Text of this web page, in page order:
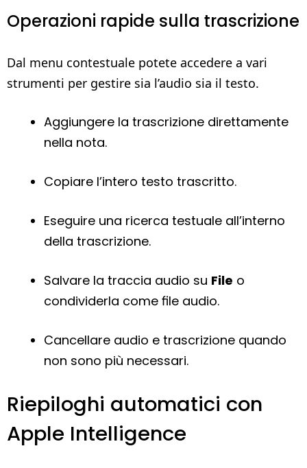
Operazioni rapide sulla trascrizione
Dal menu contestuale potete accedere a vari
strumenti per gestire sia l’audio sia il testo.
Aggiungere la trascrizione direttamente
nella nota.
Copiare l’intero testo trascritto.
Eseguire una ricerca testuale all’interno
della trascrizione.
Salvare la traccia audio su File o
condividerla come file audio.
Cancellare audio e trascrizione quando
non sono più necessari.
Riepiloghi automatici con
Apple Intelligence